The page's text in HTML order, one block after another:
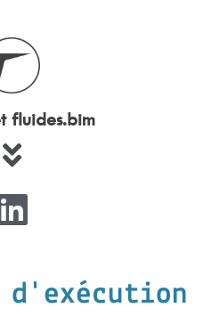
fluides.bim
d'exécution